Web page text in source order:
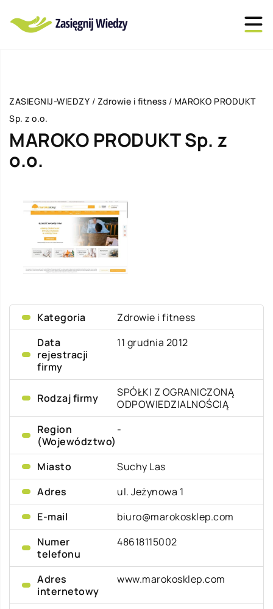
ZASIEGNIJ-WIEDZY / Zdrowie i fitness / MAROKO PRODUKT
Sp. z o.o.
MAROKO PRODUKT Sp. z
o.o.
Kategoria
Zdrowie i fitness
Data
rejestracji
firmy
11 grudnia 2012
Rodzaj firmy
SPÓŁKI Z OGRANICZONĄ
ODPOWIEDZIALNOŚCIĄ
Region
(Województwo)
-
Miasto
Suchy Las
Adres
ul. Jeżynowa 1
E-mail
biuro@marokosklep.com
Numer
telefonu
48618115002
Adres
internetowy
www.marokosklep.com